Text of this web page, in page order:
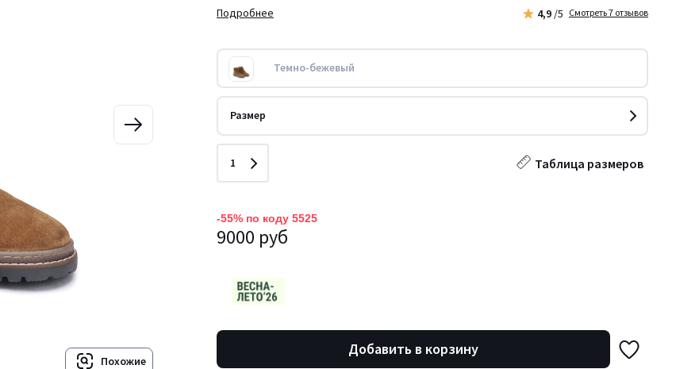
Похожие
Подробнее 4,9 /5 Смотреть 7 отзывов
Темно-бежевый
Размер
Таблица размеров
Количество
1
-55% по коду 5525
9000 руб
Добавить в корзину